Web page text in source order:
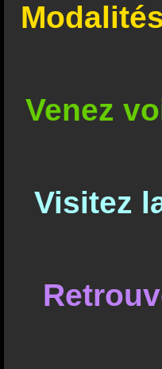
Venez
Visitez